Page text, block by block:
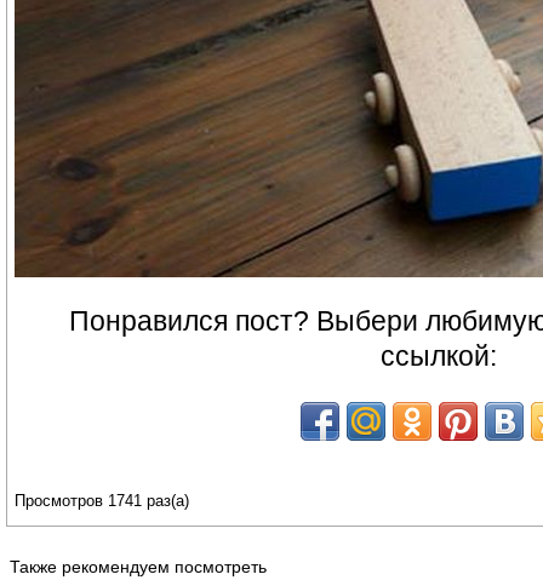
Понравился пост? Выбери
ссылкой:
Просмотров 1741 раз(а)
Также рекомендуем посмотреть